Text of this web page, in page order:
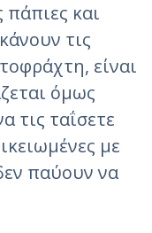
πάπιες και
τις
είναι
όμως
τις ταΐσετε
με
παύουν να